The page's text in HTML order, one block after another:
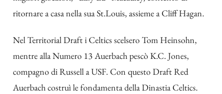
ritornare a casa nella sua St.Louis, assieme a Cliff Hagan.
Nel Territorial Draft i Celtics scelsero Tom Heinsohn,
mentre alla Numero 13 Auerbach pescò K.C. Jones,
compagno di Russell a USF. Con questo Draft Red
Auerbach costruì le fondamenta della Dinastia Celtics.